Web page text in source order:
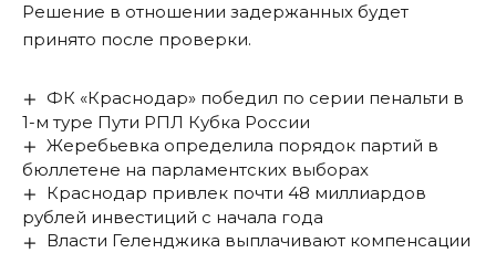
Решение в отношении задержанных будет
принято после проверки.
ФК «Краснодар» победил по серии пенальти в
1-м туре Пути РПЛ Кубка России
Жеребьевка определила порядок партий в
бюллетене на парламентских выборах
Краснодар привлек почти 48 миллиардов
рублей инвестиций с начала года
Власти Геленджика выплачивают компенсации